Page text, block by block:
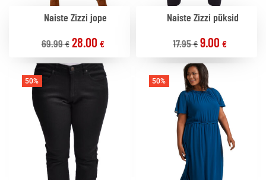
Naiste Zizzi jope
69.99€ 28.00 €
Naiste Zizzi püksid
17.95€ 9.00 €
50% 50%